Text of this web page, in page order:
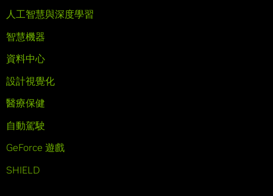
人工智慧與深度學習
智慧機器
資料中心
設計視覺化
醫療保健
自動駕駛
GeForce 遊戲
SHIELD